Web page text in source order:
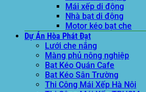
Mái xếp di động
Nhà bạt di động
Motor kéo bạt che
Dự Án Hòa Phát Đạt
Lưới che nắng
Màng phủ nông nghiệp
Bạt Kéo Quán Cafe
Bạt Kéo Sân Trường
Thi Công Mái Xếp Hà Nội